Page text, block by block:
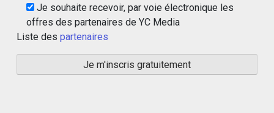
Je souhaite recevoir, par voie électronique les
offres des partenaires de YC Media
Liste des partenaires